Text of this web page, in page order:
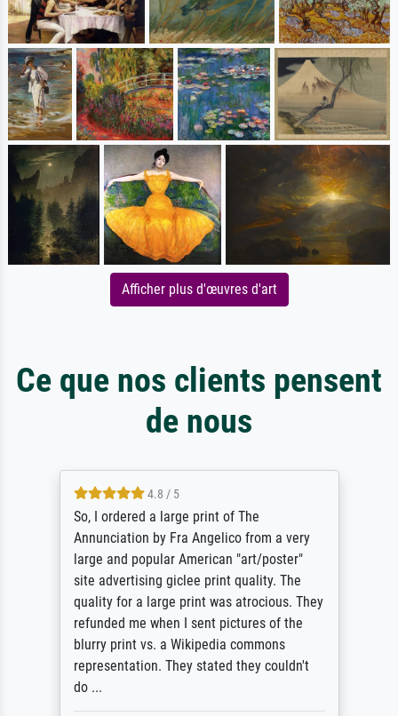
Afficher plus d'œuvres d'art
Ce que nos clients pensent
de nous
4.8 / 5
So, I ordered a large print of The
Annunciation by Fra Angelico from a very
large and popular American "art/poster"
site advertising giclee print quality. The
quality for a large print was atrocious. They
refunded me when I sent pictures of the
blurry print vs. a Wikipedia commons
representation. They stated they couldn't
do ...